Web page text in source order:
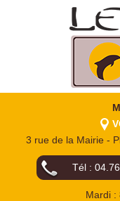
3 rue de la Mairie -
Tél :
Mardi :